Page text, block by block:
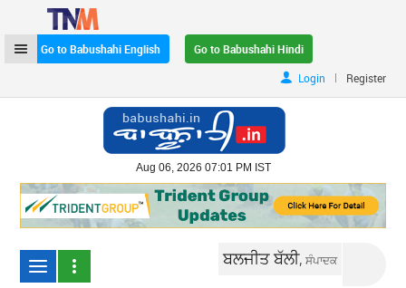
Go to Babushahi English
Go to Babushahi Hindi
Login
| Register
Aug 06, 2026 07:01 PM IST
ਬਲਜੀਤ ਬੱਲੀ,ਸੰਪਾਦਕ